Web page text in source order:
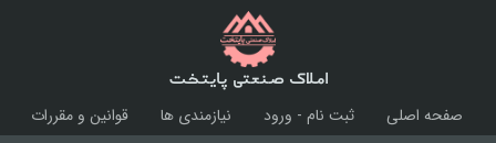
املاک صنعتی پایتخت
صفحه اصلی ثبت نام - ورود نیازمندی ها
قوانین و مقررات